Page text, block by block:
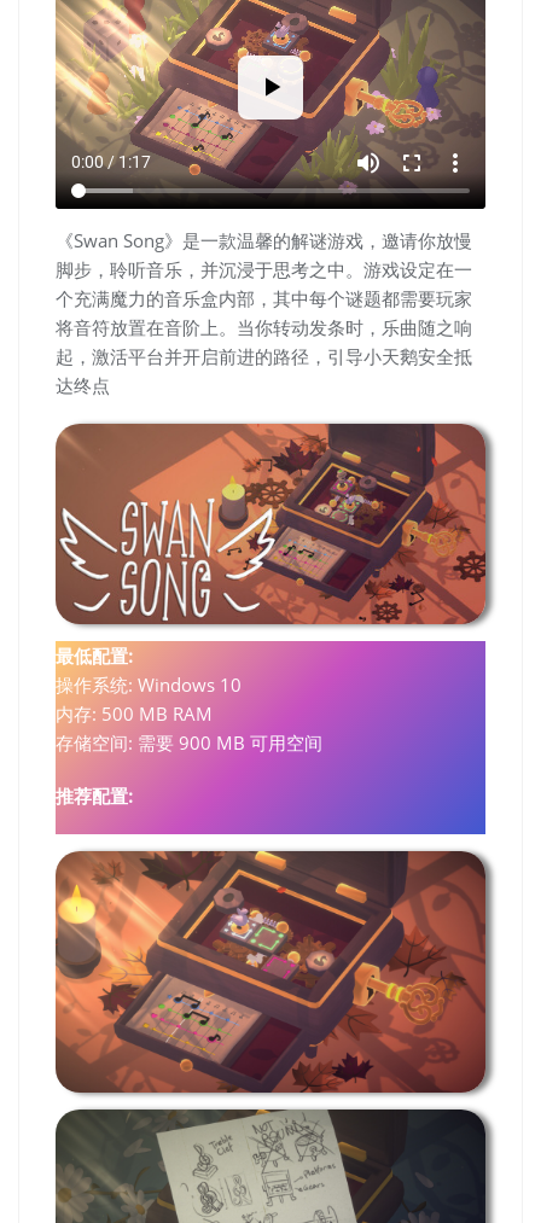
0:00 / 1:17 volume_up fullscreen more_vert
《Swan Song》是一款温馨的解谜游戏，邀请你放慢
脚步，聆听音乐，并沉浸于思考之中。游戏设定在一
个充满魔力的音乐盒内部，其中每个谜题都需要玩家
将音符放置在音阶上。当你转动发条时，乐曲随之响
起，激活平台并开启前进的路径，引导小天鹅安全抵
达终点
最低配置:
操作系统: Windows 10
内存: 500 MB RAM
存储空间: 需要 900 MB 可用空间
推荐配置: